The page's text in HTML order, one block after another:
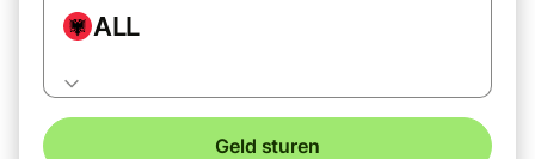
ALL
Geld sturen